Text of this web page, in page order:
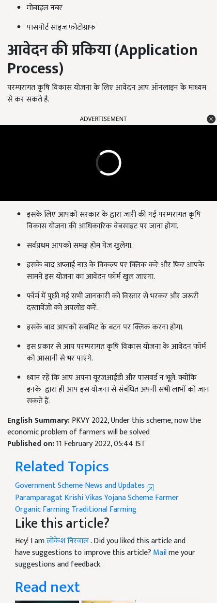
मोबाइल नंबर
पासपोर्ट साइज फोटोग्राफ
आवेदन की प्रकिया(Application
Process)
परम्परागत कृषि विकास योजना के लिए आवेदन आप ऑनलाइन के माध्यम
से कर सकते है.
ADVERTISEMENT
इसके लिए आपको सरकार के द्वारा जारी की गई परम्परागत कृषि
विकास योजना की आधिकारिक वेबसाइट पर जाना होगा.
सर्वप्रथम आपको समक्ष होम पेज खुलेगा.
इसके बाद अप्लाई नाउ के विकल्प पर क्लिक करे और फिर आपके
सामने इस योजना का आवेदन फॉर्म खुल जाएंगा.
फॉर्म में पुछी गई सभी जानकारी को विस्तार से भरकर और जरूरी
दस्तावेंजो को अपलोड करें.
इसके बाद आपको सबमिट के बटन पर क्लिक करना होगा.
इस प्रकार से आप परम्परागत कृषि विकास योजना के आवेदन फॉर्म
को आसानी से भर पाएंगे.
ध्यान रहें कि आप अपना यूरजआईडी और पासवर्ड न भूले. क्योंकि
इनके द्वारा ही आप इस योजना से संबंधित अपनी सभी लाभों को जान
सकते हैं.
English Summary:PKVY 2022, Under this scheme, now the
economic problem of farmers will be solved
Published on:11 February 2022, 05:44 IST
Related Topics
Government Scheme News and Updates
Paramparagat Krishi Vikas YojanaSchemeFarmer
Organic FarmingTraditional Farming
Like this article?
Hey! I amलोकेश निरवाल. Did you liked this article and
have suggestions to improve this article? Mailme your
suggestions and feedback.
Read next